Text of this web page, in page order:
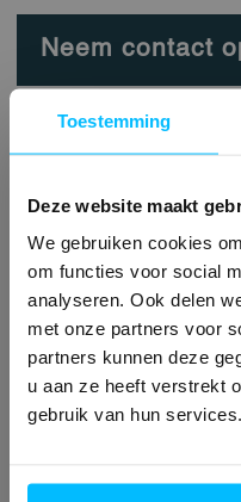
Toestemming
Deze website maakt
We gebruiken cookies
om functies voor social
analyseren. Ook delen
met onze partners voor
partners kunnen deze
u aan ze heeft verstrekt
gebruik van hun services.
Neem contact